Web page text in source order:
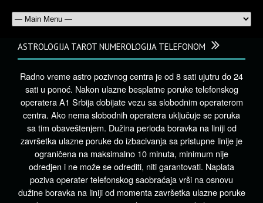
ASTROLOGIJA TAROT NUMEROLOGIJA TELEFONOM
Radno vreme astro pozivnog centra je od 8 sati ujutru do 24
sati u ponoć. Nakon ulazne besplatne poruke telefonskog
operatera A1 Srbija dobijate vezu sa slobodnim operaterom
centra. Ako nema slobodnih operatera uključuje se poruka
sa tim obaveštenjem. Dužina perioda boravka na liniji od
završetka ulazne poruke do izbacivanja sa pristupne linije je
ograničena na maksimalno 10 minuta, minimum nije
odredjen i ne može se odrediti, niti garantovati. Naplata
poziva operater telefonskog saobraćaja vrši na osnovu
dužine boravka na liniji od momenta završetka ulazne poruke